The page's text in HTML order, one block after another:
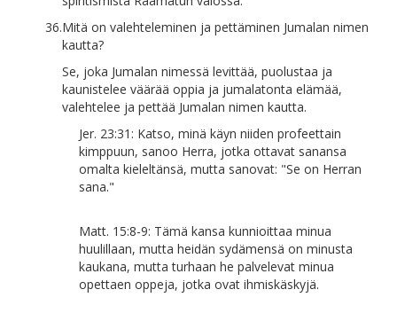
36.Mitä on valehteleminen ja pettäminen Jumalan nimen
kautta?
Se, joka Jumalan nimessä levittää, puolustaa ja
kaunistelee väärää oppia ja jumalatonta elämää,
valehtelee ja pettää Jumalan nimen kautta.
Jer. 23:31: Katso, minä käyn niiden profeettain
kimppuun, sanoo Herra, jotka ottavat sanansa
omalta kieleltänsä, mutta sanovat: "Se on Herran
sana."
Matt. 15:8-9: Tämä kansa kunnioittaa minua
huulillaan, mutta heidän sydämensä on minusta
kaukana, mutta turhaan he palvelevat minua
opettaen oppeja, jotka ovat ihmiskäskyjä.